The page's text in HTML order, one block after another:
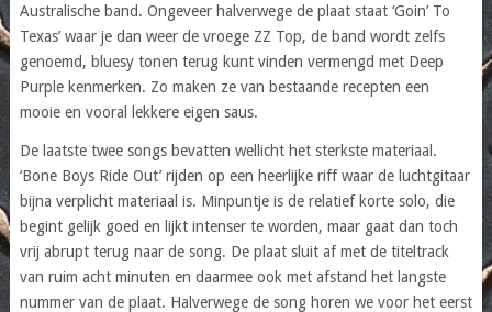
Australische band. Ongeveer halverwege de plaat staat ‘Goin’ To
Texas’ waar je dan weer de vroege ZZ Top, de band wordt zelfs
genoemd, bluesy tonen terug kunt vinden vermengd met Deep
Purple kenmerken. Zo maken ze van bestaande recepten een
mooie en vooral lekkere eigen saus.
De laatste twee songs bevatten wellicht het sterkste materiaal.
‘Bone Boys Ride Out’ rijden op een heerlijke riff waar de luchtgitaar
bijna verplicht materiaal is. Minpuntje is de relatief korte solo, die
begint gelijk goed en lijkt intenser te worden, maar gaat dan toch
vrij abrupt terug naar de song. De plaat sluit af met de titeltrack
van ruim acht minuten en daarmee ook met afstand het langste
nummer van de plaat. Halverwege de song horen we voor het eerst